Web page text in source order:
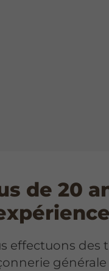
de 20
effectuons des